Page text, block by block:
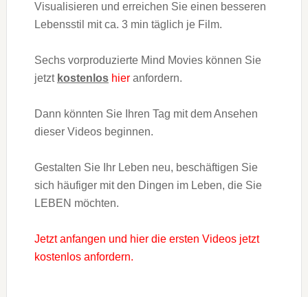
Visualisieren und erreichen Sie einen besseren
Lebensstil mit ca. 3 min täglich je Film.
Sechs vorproduzierte Mind Movies können Sie
jetzt kostenlos hieranfordern.
Dann könnten Sie Ihren Tag mit dem Ansehen
dieser Videos beginnen.
Gestalten Sie Ihr Leben neu, beschäftigen Sie
sich häufiger mit den Dingen im Leben, die Sie
LEBEN möchten.
Jetzt anfangen und hier die ersten Videos jetzt
kostenlos anfordern.